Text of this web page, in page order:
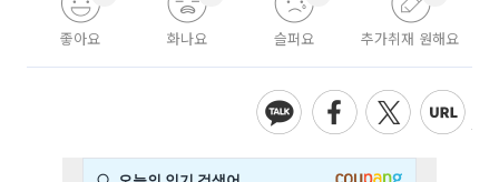
좋아요 화나요 슬퍼요 추가취재 원해요